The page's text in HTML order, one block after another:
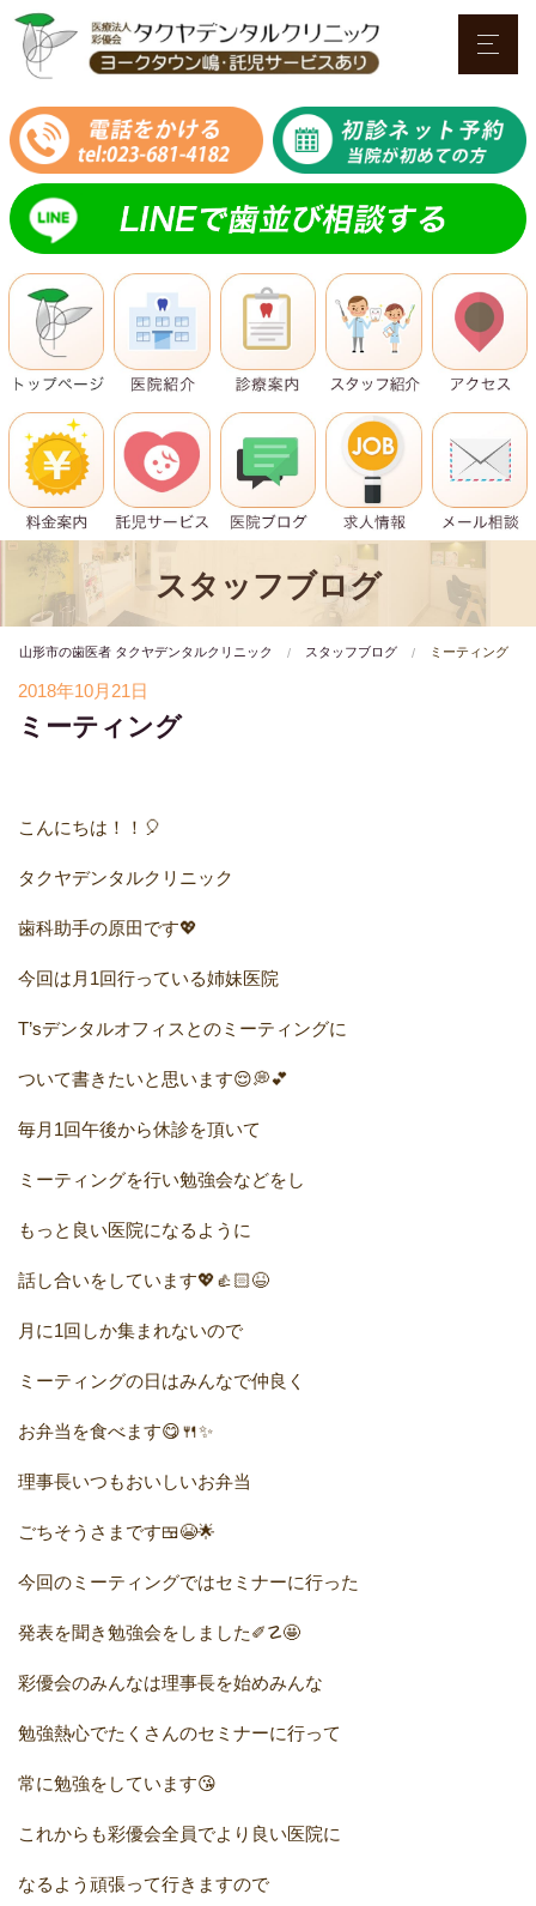
スタッフブログ
山形市の歯医者 タクヤデンタルクリニック スタッフブログ ミーティング
2018年10月21日
ミーティング
こんにちは！！🎈
タクヤデンタルクリニック
歯科助手の原田です💖
今回は月1回行っている姉妹医院
T’sデンタルオフィスとのミーティングに
ついて書きたいと思います😌💭💕
毎月1回午後から休診を頂いて
ミーティングを行い勉強会などをし
もっと良い医院になるように
話し合いをしています💖👍🏻😆
月に1回しか集まれないので
ミーティングの日はみんなで仲良く
お弁当を食べます😋🍴✨
理事長いつもおいしいお弁当
ごちそうさまです🍱😭🌟
今回のミーティングではセミナーに行った
発表を聞き勉強会をしました✐☡🤩
彩優会のみんなは理事長を始めみんな
勉強熱心でたくさんのセミナーに行って
常に勉強をしています😘
これからも彩優会全員でより良い医院に
なるよう頑張って行きますので